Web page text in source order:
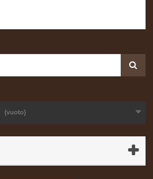
(vuoto)